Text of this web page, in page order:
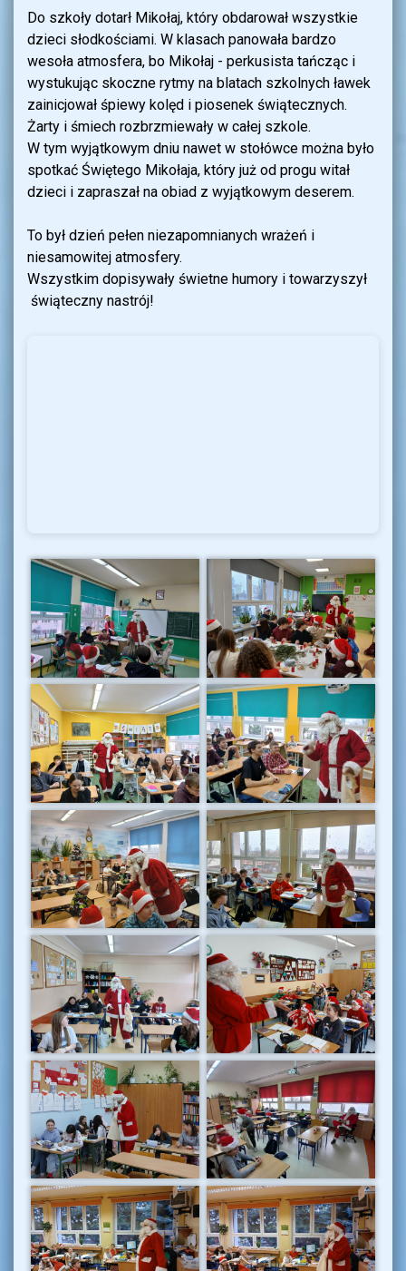
Do szkoły dotarł Mikołaj, który obdarował wszystkie
dzieci słodkościami. W klasach panowała bardzo
wesoła atmosfera, bo Mikołaj - perkusista tańcząc i
wystukując skoczne rytmy na blatach szkolnych ławek
zainicjował śpiewy kolęd i piosenek świątecznych.
Żarty i śmiech rozbrzmiewały w całej szkole.
W tym wyjątkowym dniu nawet w stołówce można było
spotkać Świętego Mikołaja, który już od progu witał
dzieci i zapraszał na obiad z wyjątkowym deserem.
To był dzień pełen niezapomnianych wrażeń i
niesamowitej atmosfery.
Wszystkim dopisywały świetne humory i towarzyszył
świąteczny nastrój!